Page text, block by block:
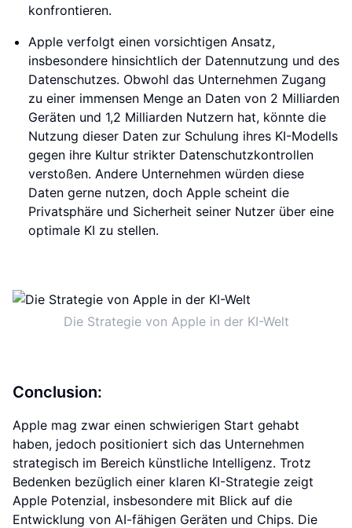
konfrontieren.
Apple verfolgt einen vorsichtigen Ansatz,
insbesondere hinsichtlich der Datennutzung und des
Datenschutzes. Obwohl das Unternehmen Zugang
zu einer immensen Menge an Daten von 2 Milliarden
Geräten und 1,2 Milliarden Nutzern hat, könnte die
Nutzung dieser Daten zur Schulung ihres KI-Modells
gegen ihre Kultur strikter Datenschutzkontrollen
verstoßen. Andere Unternehmen würden diese
Daten gerne nutzen, doch Apple scheint die
Privatsphäre und Sicherheit seiner Nutzer über eine
optimale KI zu stellen.
Die Strategie von Apple in der KI-Welt
Conclusion:
Apple mag zwar einen schwierigen Start gehabt
haben, jedoch positioniert sich das Unternehmen
strategisch im Bereich künstliche Intelligenz. Trotz
Bedenken bezüglich einer klaren KI-Strategie zeigt
Apple Potenzial, insbesondere mit Blick auf die
Entwicklung von AI-fähigen Geräten und Chips. Die